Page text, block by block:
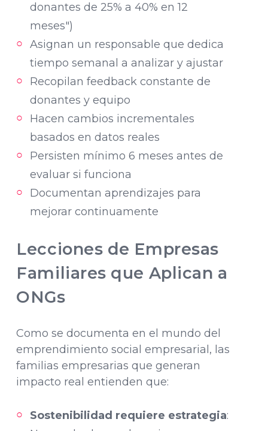
donantes de 25% a 40% en 12
meses")
Asignan un responsable que dedica
tiempo semanal a analizar y ajustar
Recopilan feedback constante de
donantes y equipo
Hacen cambios incrementales
basados en datos reales
Persisten mínimo 6 meses antes de
evaluar si funciona
Documentan aprendizajes para
mejorar continuamente
Lecciones de Empresas
Familiares que Aplican a
ONGs
Como se documenta en el mundo del
emprendimiento social empresarial, las
familias empresarias que generan
impacto real entienden que:
Sostenibilidad requiere estrategia: